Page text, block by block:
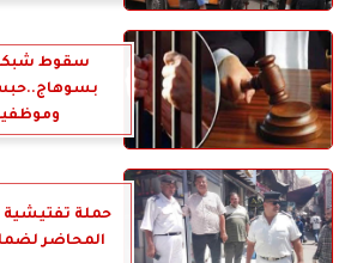
سقوط شبكة
حملة
المحاضر